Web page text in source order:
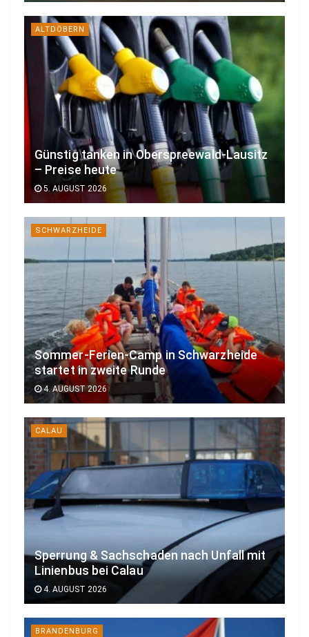
ALTDÖBERN
Günstig tanken in Oberspreewald-Lausitz
– Preise heute
5. AUGUST 2026
SCHWARZHEIDE
Sommer-Ferien-Camp in Schwarzheide
startet in zweite Runde
4. AUGUST 2026
CALAU
Sperrung & Sachschaden nach Unfall mit
Linienbus bei Calau
4. AUGUST 2026
BRANDENBURG